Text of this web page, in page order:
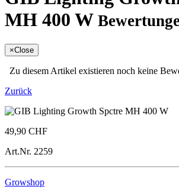
MH 400 W
×Close
Zu diesem Artikel existieren noch keine
Zurück
49,90 CHF
Art.Nr. 2259
Growshop